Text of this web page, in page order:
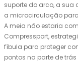
suporte do arco, a
a microcirculação
A meia não estaria
Compressport,
fíbula para proteger
pontos na parte de